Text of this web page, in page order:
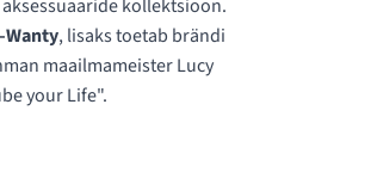
kollektsioon.
, lisaks toetab brändi
maailmameister Lucy
your Life".